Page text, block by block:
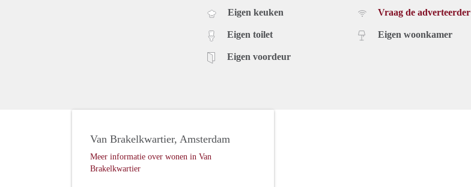
Eigen keuken
Eigen toilet
Eigen voordeur
Vraag de adverteerder
Eigen woonkamer
Van Brakelkwartier, Amsterdam
Meer informatie over wonen in Van
Brakelkwartier